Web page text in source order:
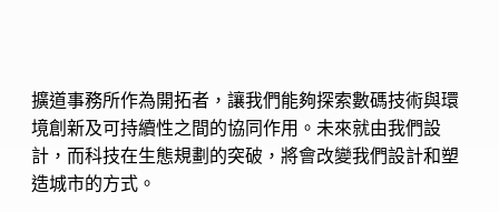
擴道事務所作為開拓者，讓我們能夠探索數碼技術與環
境創新及可持續性之間的協同作用。未來就由我們設
計，而科技在生態規劃的突破，將會改變我們設計和塑
造城市的方式。